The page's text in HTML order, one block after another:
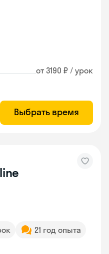
от 3190 ₽ / урок
Выбрать время
21 год опыта